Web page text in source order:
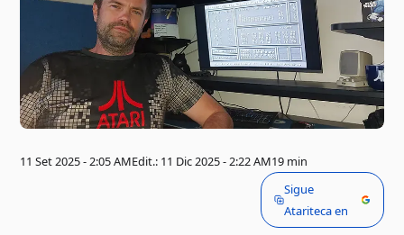
11 Set 2025 - 2:05 AMEdit.: 11 Dic 2025 - 2:22 AM19 min
Sigue
Atariteca en